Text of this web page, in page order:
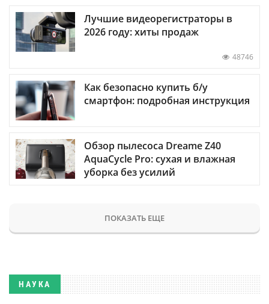
Лучшие видеорегистраторы в
2026 году: хиты продаж
48746
Как безопасно купить б/у
смартфон: подробная инструкция
Обзор пылесоса Dreame Z40
AquaCycle Pro: сухая и влажная
уборка без усилий
ПОКАЗАТЬ ЕЩЕ
НАУКА